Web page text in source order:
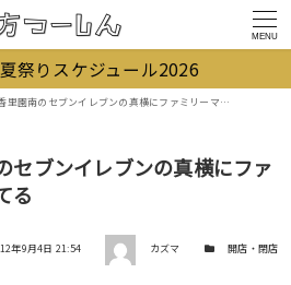
MENU
祭りスケジュール2026
園南のセブンイレブンの真横にファミリーマートができてる
セブンイレブンの真横にファ
る
日年9月4日 21:54 著者 カズマ カテゴリー開店・閉店